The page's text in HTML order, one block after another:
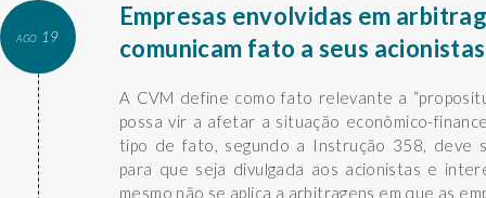
ago 19
Empresas envolvidas em
comunicam fato a seus acionistas
A CVM define como fato relevante a
possa vir a afetar a situação econômico-
tipo de fato, segundo a Instrução 358, deve
para que seja divulgada aos acionistas e
mesmo não se aplica a arbitragens em que as